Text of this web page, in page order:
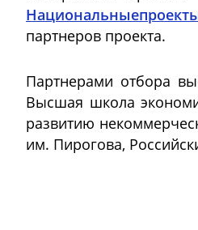
партнеров проекта.
Партнерами отбора
Высшая школа
развитию
им. Пирогова,